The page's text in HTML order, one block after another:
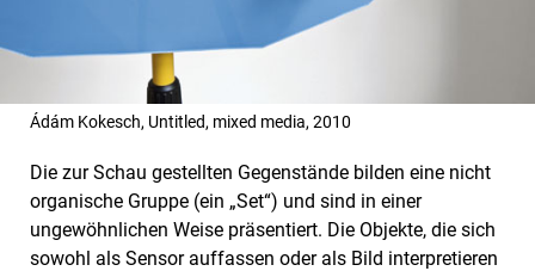
Ádám Kokesch, Untitled, mixed media, 2010
Die zur Schau gestellten Gegenstände bilden eine nicht
organische Gruppe (ein „Set“) und sind in einer
ungewöhnlichen Weise präsentiert. Die Objekte, die sich
sowohl als Sensor auffassen oder als Bild interpretieren